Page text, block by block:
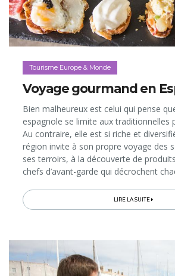
Tourisme Europe & Monde
Voyage gourmand en
Bien malheureux est celui qui pense
espagnole se limite aux traditionnelles
Au contraire, elle est si riche et
région invite à son propre voyage des
ses terroirs, à la découverte de
chefs d’avant-garde qui décrochent
LIRE LA SUITE